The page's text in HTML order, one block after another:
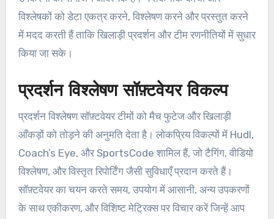
विश्लेषकों को डेटा एकत्र करने, विश्लेषण करने और प्रस्तुत करने
में मदद करती हैं ताकि खिलाड़ी प्रदर्शन और टीम रणनीतियों में सुधार
किया जा सके।
प्रदर्शन विश्लेषण सॉफ़्टवेयर विकल्प
प्रदर्शन विश्लेषण सॉफ़्टवेयर टीमों को मैच फुटेज और खिलाड़ी
आँकड़ों को तोड़ने की अनुमति देता है। लोकप्रिय विकल्पों में Hudl,
Coach’s Eye, और SportsCode शामिल हैं, जो टैगिंग, वीडियो
विश्लेषण, और विस्तृत रिपोर्टिंग जैसी सुविधाएँ प्रदान करते हैं।
सॉफ़्टवेयर का चयन करते समय, उपयोग में आसानी, अन्य उपकरणों
के साथ एकीकरण, और विशिष्ट मेट्रिक्स पर विचार करें जिन्हें आप